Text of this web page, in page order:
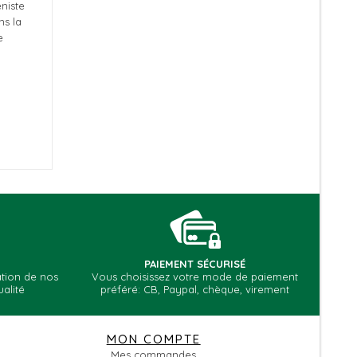
la
de nos
PAIEMENT SÉCURISÉ
Vous choisissez votre mode de paiement
préféré: CB, Paypal, chèque, virement
MON COMPTE